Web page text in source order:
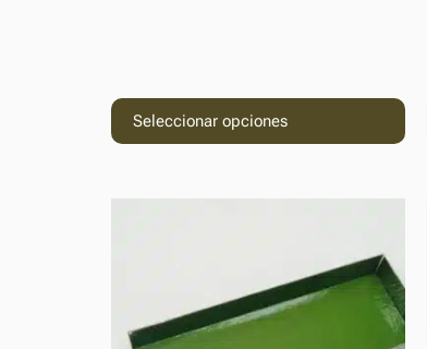
Seleccionar opciones